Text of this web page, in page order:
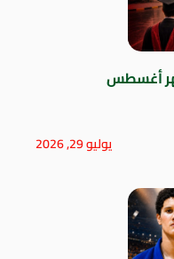
أغسطس
يوليو 29, 2026